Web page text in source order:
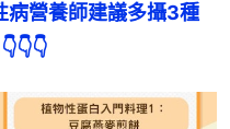
病營養師建議多攝3種